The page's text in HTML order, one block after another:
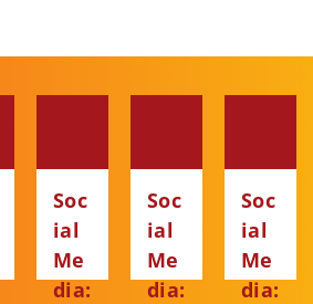
Soc
ial
Me
dia:
Soc
ial
Me
dia:
Soc
ial
Me
dia: